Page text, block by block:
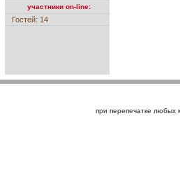
участники on-line:
Гостей: 14
при перепечатке любых